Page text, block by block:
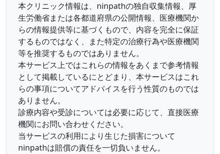
本クリニック情報は、ninpathの独自収集情報、厚
生労働省または各都道府県の公開情報、医療機関か
らの情報提供等に基づくもので、内容を完全に保証
するものではなく、また特定の治療行為や医療機関
等を推奨するものではありません。
本サービス上ではこれらの情報をあくまで参考情報
として掲載しているにとどまり、本サービスはこれ
らの事項についてアドバイスを行う性質のものでは
ありません。
診療内容や受診については必要に応じて、直接医療
機関にお問い合わせください。
当サービスの利用により生じた損害について
ninpathは賠償の責任を一切負いません。